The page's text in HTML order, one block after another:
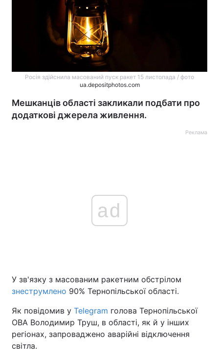
Головна Війна
Україна Політика
Економіка Світ
Росія здійснила масований пуск ракет 15 листопада / фото
ua.depositphotos.com
Мешканців області закликали подбати про
додаткові джерела живлення.
Реклама
ad
У зв'язку з масованим ракетним обстрілом
знеструмлено 90% Тернопільської області.
Як повідомив у Telegram голова Тернопільської
ОВА Володимир Труш, в області, як й у інших
регіонах, запроваджено аварійні відключення
світла.